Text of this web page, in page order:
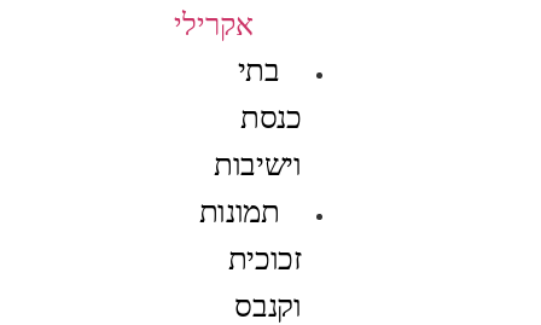
אקרילי
בתי
כנסת
וישיבות
תמונות
זכוכית
וקנבס